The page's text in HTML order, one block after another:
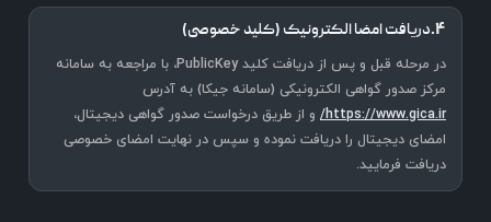
۴. دریافت امضا الکترونیک (کلید خصوصی)
در مرحله قبل و پس از دریافت کلید PublicKey، با مراجعه به سامانه
مرکز صدور گواهی الکترونیکی (سامانه جیکا) به آدرس
https://www.gica.ir/ و از طریق درخواست صدور گواهی دیجیتال،
امضای دیجیتال را دریافت نموده و سپس در نهایت امضای خصوصی
دریافت فرمایید.